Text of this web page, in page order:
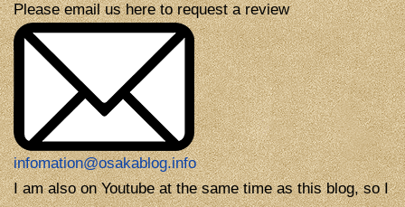
Please email us here to request a review
infomation@osakablog.info
I am also on Youtube at the same time as this blog, so I